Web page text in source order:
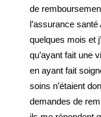
de
l’assurance
quelques mois et
qu’ayant fait une
en ayant fait
soins n’étaient
demandes de